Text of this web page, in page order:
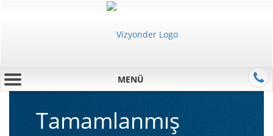
MENÜ
Tamamlanmış